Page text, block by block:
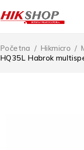
Početna / Hikmicro /
HQ35L Habrok